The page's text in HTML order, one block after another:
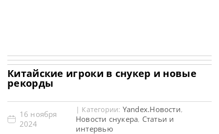
Китайские игроки в снукер и новые
рекорды
16 ноября
2024
| Категории: Yandex.Новости,
Новости снукера, Статьи и
интервью